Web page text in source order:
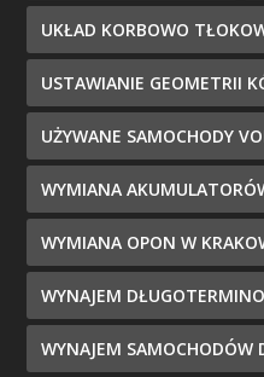
UKŁAD KORBOWO
USTAWIANIE GEOMETRII
UŻYWANE SAMOCHODY
WYMIANA
WYMIANA OPON W
WYNAJEM
WYNAJEM SAMOCHODÓW